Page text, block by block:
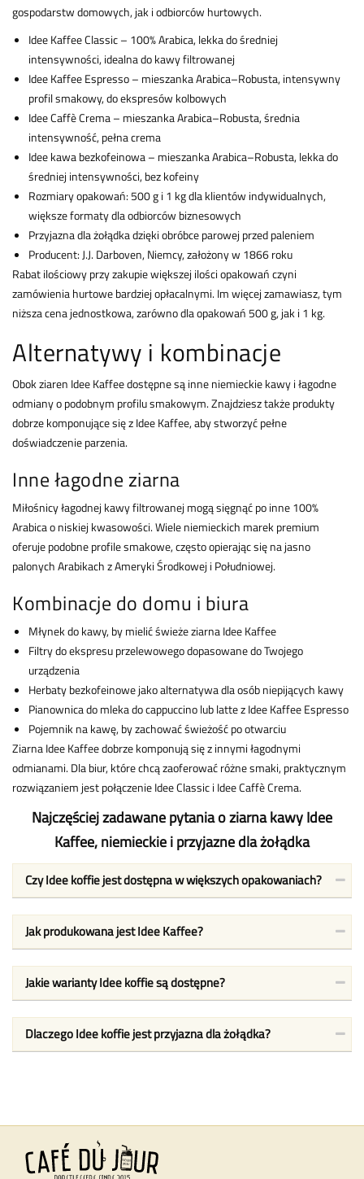
gospodarstw domowych, jak i odbiorców hurtowych.
Idee Kaffee Classic – 100% Arabica, lekka do średniej
intensywności, idealna do kawy filtrowanej
Idee Kaffee Espresso – mieszanka Arabica–Robusta, intensywny
profil smakowy, do ekspresów kolbowych
Idee Caffè Crema – mieszanka Arabica–Robusta, średnia
intensywność, pełna crema
Idee kawa bezkofeinowa – mieszanka Arabica–Robusta, lekka do
średniej intensywności, bez kofeiny
Rozmiary opakowań: 500 g i 1 kg dla klientów indywidualnych,
większe formaty dla odbiorców biznesowych
Przyjazna dla żołądka dzięki obróbce parowej przed paleniem
Producent: J.J. Darboven, Niemcy, założony w 1866 roku
Rabat ilościowy przy zakupie większej ilości opakowań czyni
zamówienia hurtowe bardziej opłacalnymi. Im więcej zamawiasz, tym
niższa cena jednostkowa, zarówno dla opakowań 500 g, jak i 1 kg.
Alternatywy i kombinacje
Obok ziaren Idee Kaffee dostępne są inne niemieckie kawy i łagodne
odmiany o podobnym profilu smakowym. Znajdziesz także produkty
dobrze komponujące się z Idee Kaffee, aby stworzyć pełne
doświadczenie parzenia.
Inne łagodne ziarna
Miłośnicy łagodnej kawy filtrowanej mogą sięgnąć po inne 100%
Arabica o niskiej kwasowości. Wiele niemieckich marek premium
oferuje podobne profile smakowe, często opierając się na jasno
palonych Arabikach z Ameryki Środkowej i Południowej.
Kombinacje do domu i biura
Młynek do kawy, by mielić świeże ziarna Idee Kaffee
Filtry do ekspresu przelewowego dopasowane do Twojego
urządzenia
Herbaty bezkofeinowe jako alternatywa dla osób niepijących kawy
Pianownica do mleka do cappuccino lub latte z Idee Kaffee Espresso
Pojemnik na kawę, by zachować świeżość po otwarciu
Ziarna Idee Kaffee dobrze komponują się z innymi łagodnymi
odmianami. Dla biur, które chcą zaoferować różne smaki, praktycznym
rozwiązaniem jest połączenie Idee Classic i Idee Caffè Crema.
Najczęściej zadawane pytania o ziarna kawy Idee
Kaffee, niemieckie i przyjazne dla żołądka
Czy Idee koffie jest dostępna w większych opakowaniach?
Jak produkowana jest Idee Kaffee?
Jakie warianty Idee koffie są dostępne?
Dlaczego Idee koffie jest przyjazna dla żołądka?